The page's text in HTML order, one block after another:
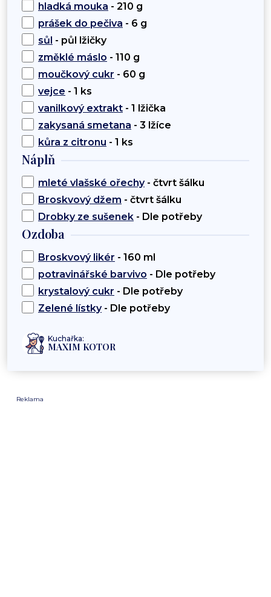
hladká mouka - 210 g
prášek do pečiva - 6 g
sůl - půl lžičky
změklé máslo - 110 g
moučkový cukr - 60 g
vejce - 1 ks
vanilkový extrakt - 1 lžička
zakysaná smetana - 3 lžíce
kůra z citronu - 1 ks
Náplň
mleté vlašské ořechy- čtvrt šálku
Broskvový džem - čtvrt šálku
Drobky ze sušenek - Dle potřeby
Ozdoba
Broskvový likér - 160 ml
potravinářské barvivo - Dle potřeby
krystalový cukr - Dle potřeby
Zelené lístky- Dle potřeby
Kuchařka:
MAXIM KOTOR
Reklama